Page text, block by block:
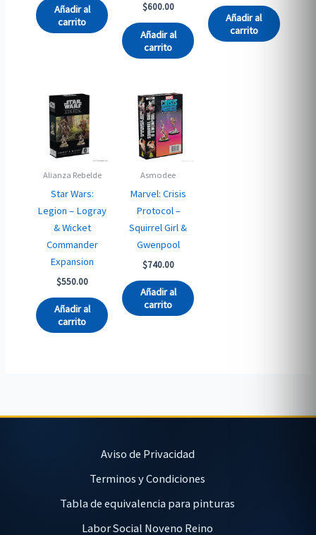
Añadir al
carrito
$600.00
Añadir al
carrito
Añadir al
carrito
Alianza Rebelde
Star Wars:
Legion – Logray
& Wicket
Commander
Expansion
$550.00
Añadir al
carrito
Asmodee
Marvel: Crisis
Protocol –
Squirrel Girl &
Gwenpool
$740.00
Añadir al
carrito
Aviso de Privacidad
Terminos y Condiciones
Tabla de equivalencia para pinturas
Labor Social Noveno Reino